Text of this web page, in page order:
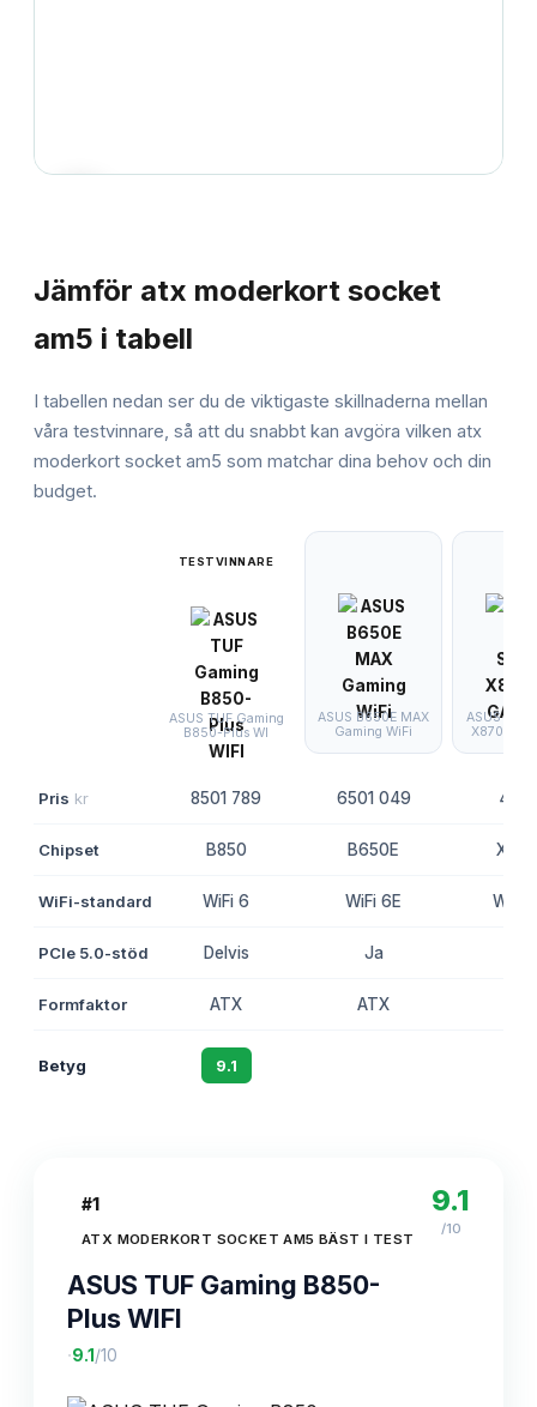
Jämför atx moderkort socket
am5 i tabell
I tabellen nedan ser du de viktigaste skillnaderna mellan
våra testvinnare, så att du snabbt kan avgöra vilken atx
moderkort socket am5 som matchar dina behov och din
budget.
TESTVINNARE
ASUS TUF Gaming
B850-Plus WI
ASUS B650E MAX
Gaming WiFi
ASUS ROG
X870E-E
Pris kr 8501 789 6501 049 4
Chipset B850 B650E
WiFi-standard WiFi 6 WiFi 6E WiFi
PCIe 5.0-stöd Delvis Ja
Formfaktor ATX ATX
Betyg 9.1
#1
ATX MODERKORT SOCKET AM5 BÄST I TEST
ASUS TUF Gaming B850-
Plus WIFI
·9.1 /10
9.1
/10